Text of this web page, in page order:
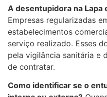
A desentupidora na Lapa
Empresas regularizadas
estabelecimentos
serviço realizado. Esses
pela vigilância sanitária e
de contratar.
Como identificar se o